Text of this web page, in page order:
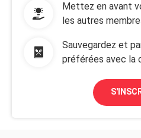
Mettez en avant
les autres
Sauvegardez et
préférées avec la